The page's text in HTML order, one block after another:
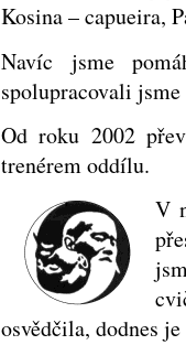
Kosina – capueira,
Navíc jsme
spolupracovali
Od roku 2002
trenérem oddílu.
V
osvědčila, dodnes